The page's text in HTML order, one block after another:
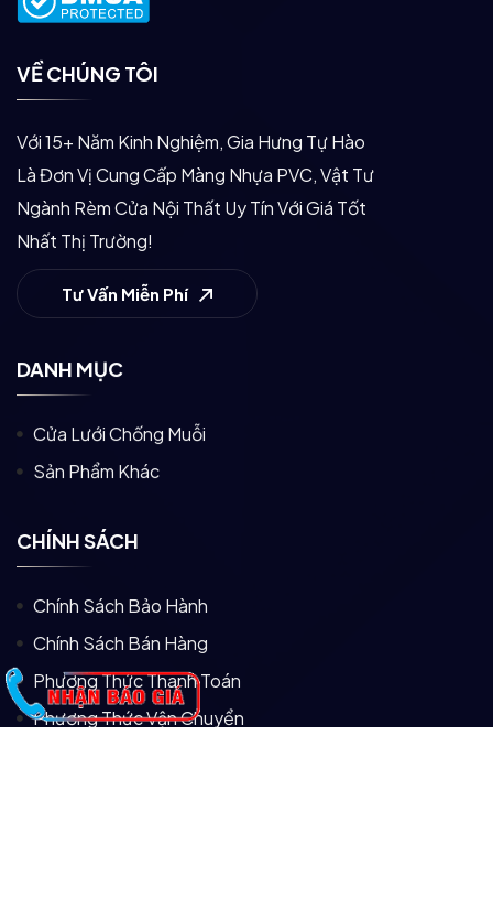
VỀ CHÚNG TÔI
Với 15+ Năm Kinh Nghiệm, Gia Hưng Tự Hào
Là Đơn Vị Cung Cấp Màng Nhựa PVC, Vật Tư
Ngành Rèm Cửa Nội Thất Uy Tín Với Giá Tốt
Nhất Thị Trường!
Tư Vấn Miễn Phí
DANH MỤC
Cửa Lưới Chống Muỗi
Sản Phẩm Khác
CHÍNH SÁCH
Chính Sách Bảo Hành
Chính Sách Bán Hàng
Phương Thức Thanh Toán
Phương Thức Vận Chuyển